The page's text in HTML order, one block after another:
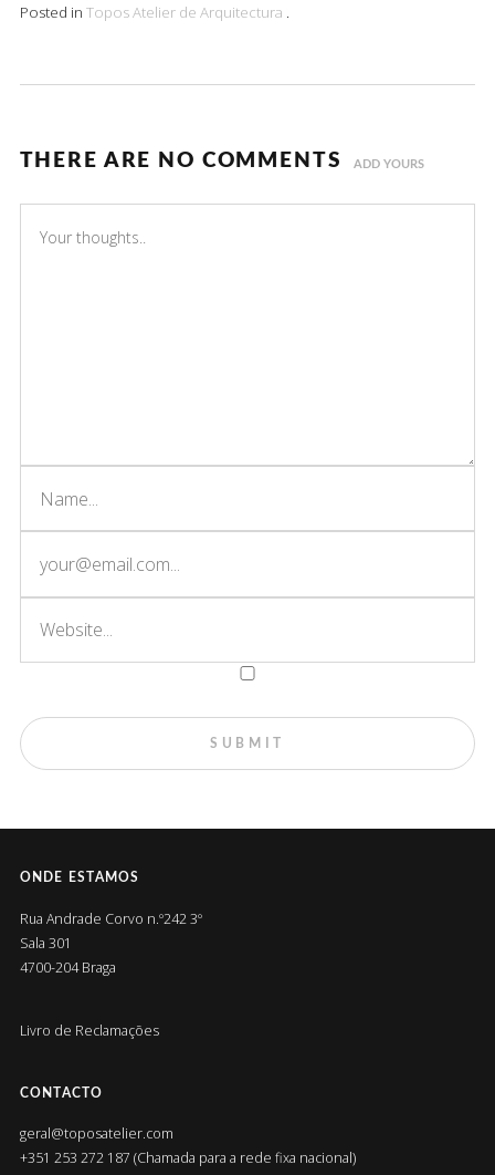
Posted in Topos Atelier de Arquitectura .
THERE ARE NO COMMENTS ADD YOURS
ONDE ESTAMOS
Rua Andrade Corvo n.º242 3º
Sala 301
4700-204 Braga
Livro de Reclamações
CONTACTO
geral@toposatelier.com
+351 253 272 187 (Chamada para a rede fixa nacional)